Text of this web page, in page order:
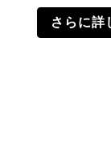
さらに詳